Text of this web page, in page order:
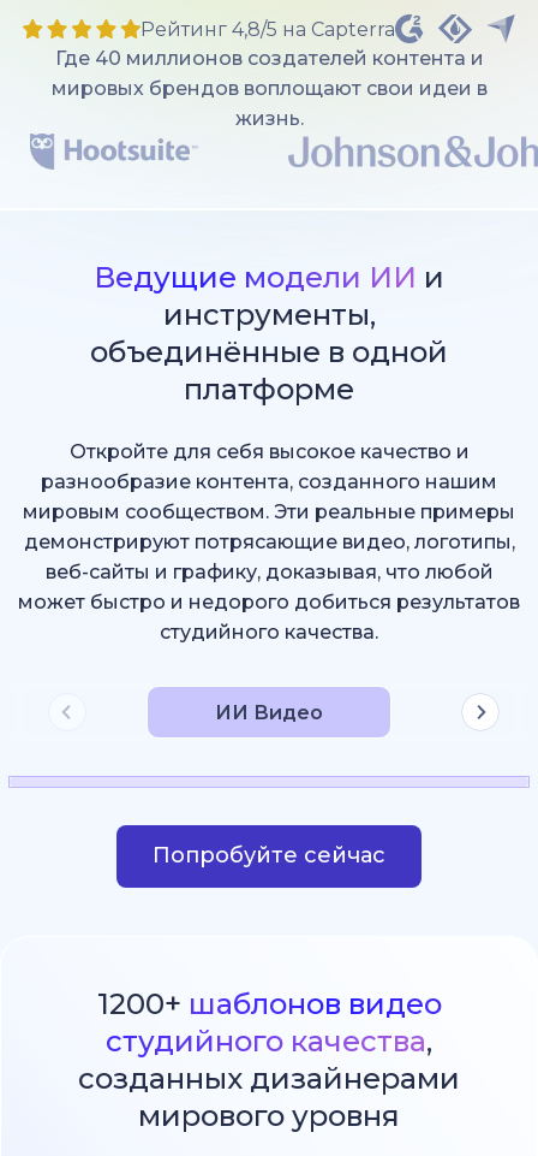
Рейтинг 4,8/5 на Capterra
Где 40 миллионов создателей контента и
мировых брендов воплощают свои идеи в
жизнь.
Ведущие модели ИИ и
инструменты,
объединённые в одной
платформе
Откройте для себя высокое качество и
разнообразие контента, созданного нашим
мировым сообществом. Эти реальные примеры
демонстрируют потрясающие видео, логотипы,
веб-сайты и графику, доказывая, что любой
может быстро и недорого добиться результатов
студийного качества.
ИИ Видео
Попробуйте сейчас
1200+ шаблонов видео
студийного качества,
созданных дизайнерами
мирового уровня